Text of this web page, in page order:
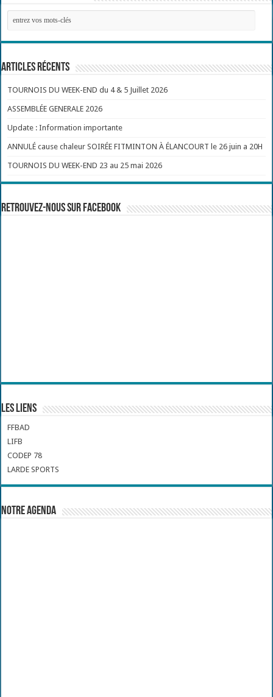
Articles récents
TOURNOIS DU WEEK-END du 4 & 5 Juillet 2026
ASSEMBLÉE GENERALE 2026
Update : Information importante
ANNULÉ cause chaleur SOIRÉE FITMINTON À ÉLANCOURT le 26 juin a 20H
TOURNOIS DU WEEK-END 23 au 25 mai 2026
Retrouvez-nous sur Facebook
Les liens
FFBAD
LIFB
CODEP 78
LARDE SPORTS
Notre Agenda